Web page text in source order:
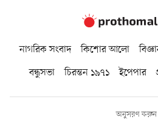
নাগরিক সংবাদ কিশোর আলো
বন্ধুসভা
চিরন্তন ১৯৭১ ইপেপার
অনুসরণ করুন